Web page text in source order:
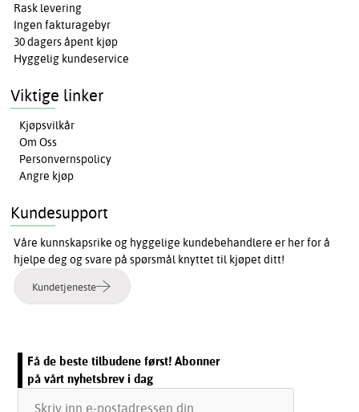
Rask levering
Ingen fakturagebyr
30 dagers åpent kjøp
Hyggelig kundeservice
Viktige linker
Kjøpsvilkår
Om Oss
Personvernspolicy
Angre kjøp
Kundesupport
Våre kunnskapsrike og hyggelige kundebehandlere er her for å
hjelpe deg og svare på spørsmål knyttet til kjøpet ditt!
Kundetjeneste
Få de beste tilbudene først! Abonner
på vårt nyhetsbrev i dag